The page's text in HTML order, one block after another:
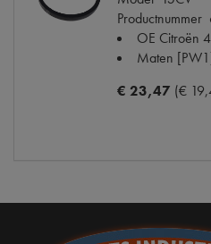
Productnummer
OE Citroën
Maten
€ 23,47 (€